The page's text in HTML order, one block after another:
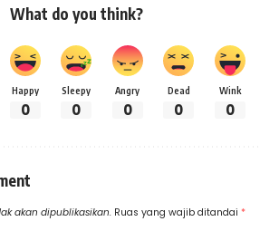
What do you think?
Happy
0
Sleepy
0
Angry
0
Dead
0
Wink
0
akan dipublikasikan. Ruas yang wajib ditandai *